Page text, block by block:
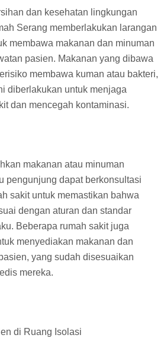
dan kesehatan lingkungan
Serang memberlakukan larangan
membawa makanan dan minuman
pasien. Makanan yang dibawa
membawa kuman atau bakteri,
diberlakukan untuk menjaga
dan mencegah kontaminasi.
makanan atau minuman
pengunjung dapat berkonsultasi
sakit untuk memastikan bahwa
dengan aturan dan standar
Beberapa rumah sakit juga
menyediakan makanan dan
yang sudah disesuaikan
mereka.
di Ruang Isolasi